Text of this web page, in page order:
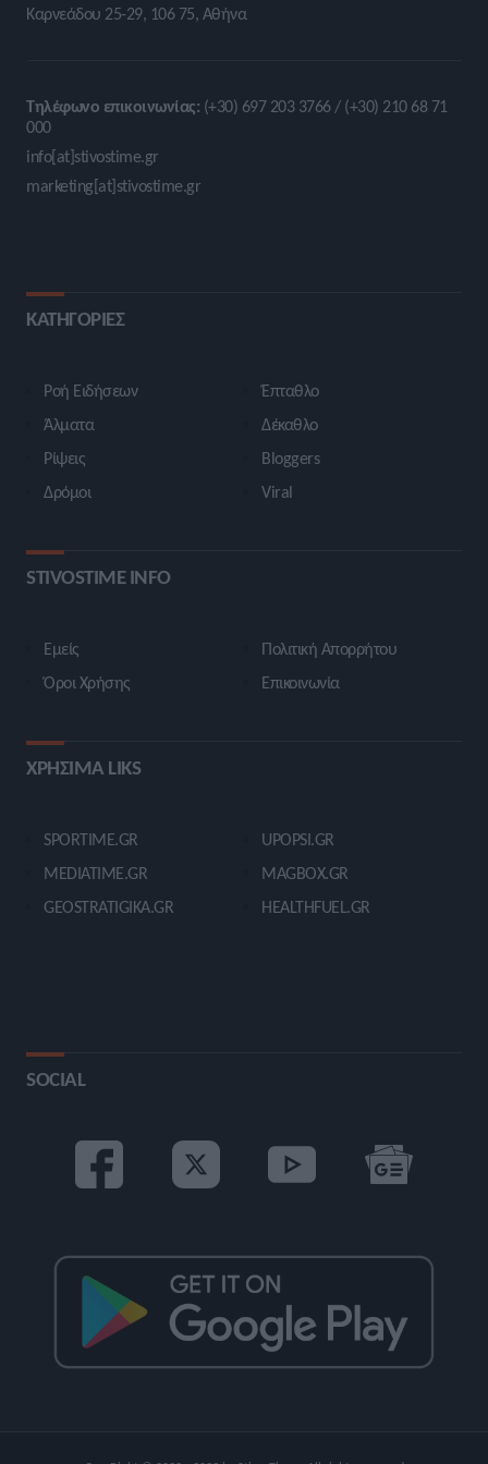
Καρνεάδου 25-29, 106 75, Αθήνα
Τηλέφωνο επικοινωνίας: (+30) 697 203 3766 / (+30) 210 68 71
000
info[at]stivostime.gr
marketing[at]stivostime.gr
ΚΑΤΗΓΟΡΙΕΣ
Ροή Ειδήσεων
Άλματα
Ρίψεις
Δρόμοι
Έπταθλο
Δέκαθλο
Bloggers
Viral
STIVOSTIME INFO
Εμείς
Όροι Χρήσης
Πολιτική Απορρήτου
Επικοινωνία
ΧΡΗΣΙΜΑ LIKS
SPORTIME.GR
MEDIATIME.GR
GEOSTRATIGIKA.GR
UPOPSI.GR
MAGBOX.GR
HEALTHFUEL.GR
SOCIAL